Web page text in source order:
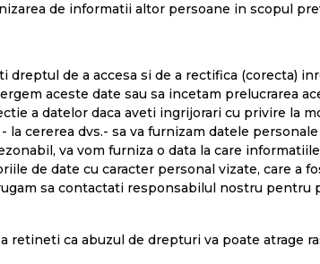
de informatii altor persoane in scopul
de a accesa si de a rectifica (corecta)
aceste date sau sa incetam prelucrarea
a datelor daca aveti ingrijorari cu privire la
cererea dvs.- sa va furnizam datele
va vom furniza o data la care
de date cu caracter personal vizate, care a
sa contactati responsabilul nostru pentru
retineti ca abuzul de drepturi va poate atrage